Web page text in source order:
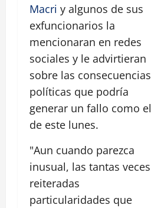
Macri y algunos de sus
exfuncionarios la
mencionaran en redes
sociales y le advirtieran
sobre las consecuencias
políticas que podría
generar un fallo como el
de este lunes.
"Aun cuando parezca
inusual, las tantas veces
reiteradas
particularidades que